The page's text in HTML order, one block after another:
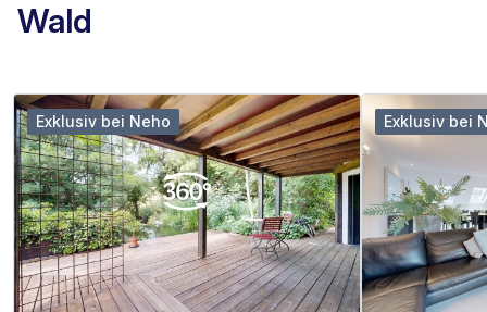
Wald
Exklusiv bei Neho Exklusiv bei